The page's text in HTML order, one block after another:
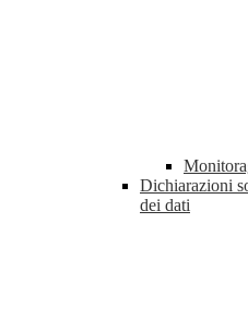
Dichiarazioni
dei dati